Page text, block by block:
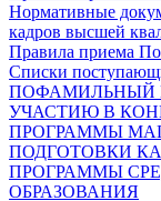
Нормативные
кадров высшей
Правила приема
Списки
ПОФАМИЛЬНЫЙ
УЧАСТИЮ В
ПРОГРАММЫ
ПОДГОТОВКИ
ПРОГРАММЫ
ОБРАЗОВАНИЯ